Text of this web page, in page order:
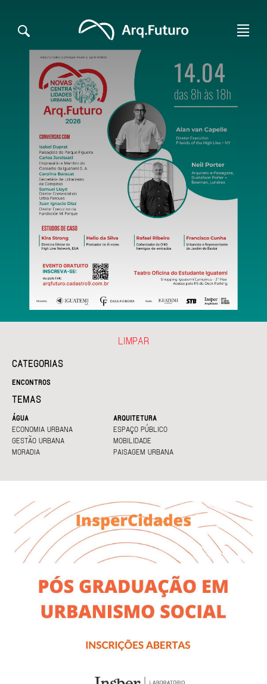
CATEGORIAS
ENCONTROS
TEMAS
ÁGUA
ARQUITETURA
ECONOMIA URBANA
ESPAÇO PÚBLICO
GESTÃO URBANA
MOBILIDADE
MORADIA
PAISAGEM URBANA
LIMPAR